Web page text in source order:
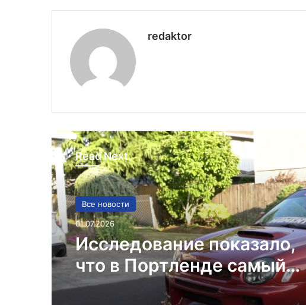
redaktor
Read Next
Все новости
01.07.2026
Исследование показало,
что в Портленде самый
высокий уровень угона